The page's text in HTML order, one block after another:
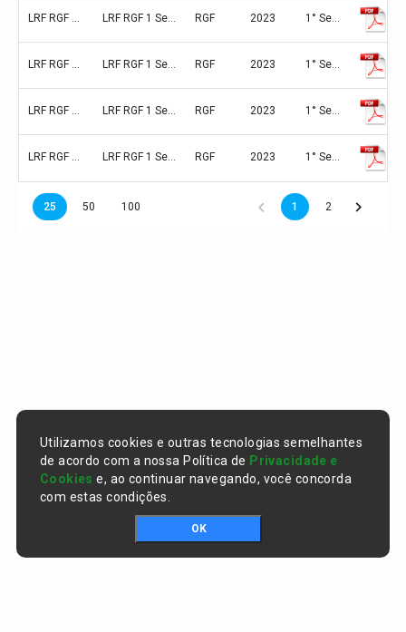
LRF RGF 1 Semestre 2023 ANEXO 06 SIMPLIFICADO LRF RGF 1 Semestre 2023 ANEXO 06 SIMPLIFICADO RGF 2023 1° Semestre (Janeiro/Fevereiro/Março/Abril/Maio/Junho)
LRF RGF 1 Semestre 2023 ANEXO 05 DISPONIBILIDADE LRF RGF 1 Semestre 2023 ANEXO 05 DISPONIBILIDADE RGF 2023 1° Semestre (Janeiro/Fevereiro/Março/Abril/Maio/Junho)
LRF RGF 1 Semestre 2023 ANEXO 06 SIMPLIFICADO LRF RGF 1 Semestre 2023 ANEXO 06 SIMPLIFICADO RGF 2023 1° Semestre (Janeiro/Fevereiro/Março/Abril/Maio/Junho)
LRF RGF 1 Semestre 2022 ANEXO 01 PESSOAL LRF RGF 1 Semestre 2022 ANEXO 01 PESSOAL RGF 2023 1° Semestre (Janeiro/Fevereiro/Março/Abril/Maio/Junho)
25 50 100 1 2
Utilizamos cookies e outras tecnologias semelhantes
de acordo com a nossa Política de Privacidade e
Cookies e, ao continuar navegando, você concorda
com estas condições.
OK